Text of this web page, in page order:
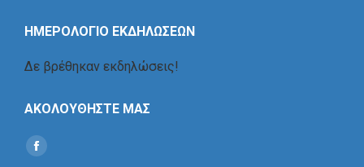
ΗΜΕΡΟΛΟΓΙΟ ΕΚΔΗΛΩΣΕΩΝ
Δε βρέθηκαν εκδηλώσεις!
ΑΚΟΛΟΥΘΗΣΤΕ ΜΑΣ
Find us on:
Social